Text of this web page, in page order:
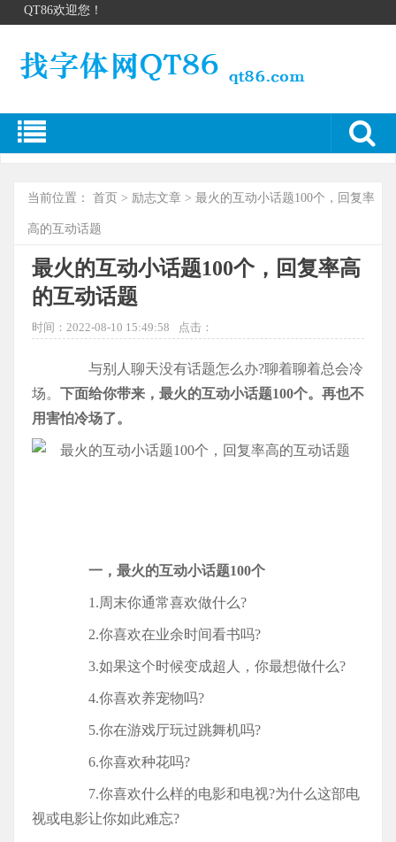
QT86欢迎您！
当前位置： 首页 > 励志文章 > 最火的互动小话题100个，回复率
高的互动话题
最火的互动小话题100个，回复率高
的互动话题
时间：2022-08-10 15:49:58 点击：
与别人聊天没有话题怎么办?聊着聊着总会冷
场。 下面给你带来，最火的互动小话题100个。再也不
用害怕冷场了。
一，最火的互动小话题100个
1.周末你通常喜欢做什么?
2.你喜欢在业余时间看书吗?
3.如果这个时候变成超人，你最想做什么?
4.你喜欢养宠物吗?
5.你在游戏厅玩过跳舞机吗?
6.你喜欢种花吗?
7.你喜欢什么样的电影和电视?为什么这部电
视或电影让你如此难忘?